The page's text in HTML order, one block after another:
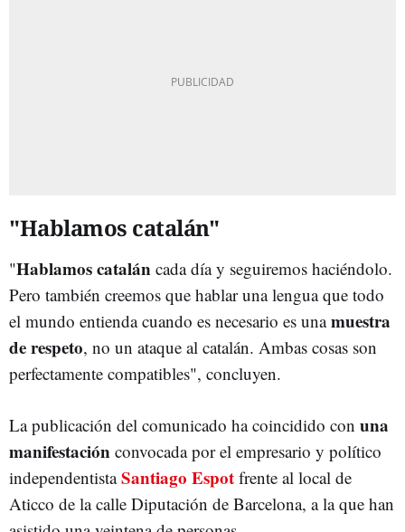
"Hablamos catalán"
"Hablamos catalán cada día y seguiremos haciéndolo.
Pero también creemos que hablar una lengua que todo
el mundo entienda cuando es necesario es unamuestra
de respeto, no un ataque al catalán. Ambas cosas son
perfectamente compatibles", concluyen.
La publicación del comunicado ha coincidido con una
manifestación convocada por el empresario y político
independentista Santiago Espot frente al local de
Aticco de la calle Diputación de Barcelona, a la que han